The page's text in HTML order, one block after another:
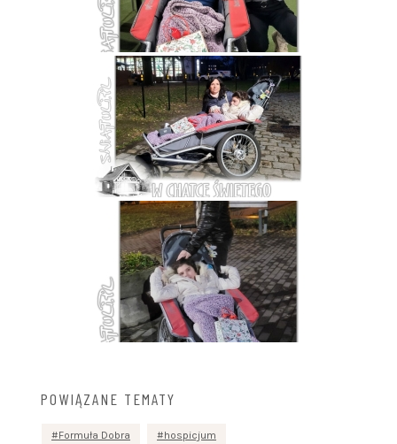
POWIĄZANE TEMATY
Formuła Dobra hospicjum